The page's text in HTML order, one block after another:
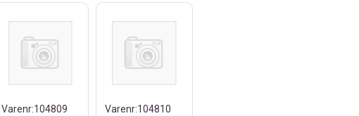
Varenr:104809 Varenr:104810